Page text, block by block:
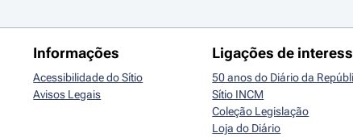
Informações
Acessibilidade do Sítio
Avisos Legais
Ligações de
50 anos do Diário da
Sítio INCM
Coleção Legislação
Loja do Diário